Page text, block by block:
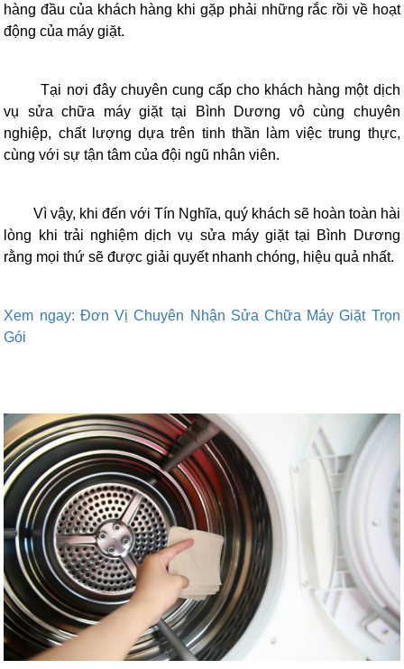
hàng đầu của khách hàng khi gặp phải những rắc rồi về hoạt
động của máy giặt.
Tại nơi đây chuyên cung cấp cho khách hàng một dịch
vụ sửa chữa máy giặt tại Bình Dương vô cùng chuyên
nghiệp, chất lượng dựa trên tinh thần làm việc trung thực,
cùng với sự tận tâm của đội ngũ nhân viên.
Vì vậy, khi đến với Tín Nghĩa, quý khách sẽ hoàn toàn hài
lòng khi trải nghiệm dịch vụ sửa máy giặt tại Bình Dương
rằng mọi thứ sẽ được giải quyết nhanh chóng, hiệu quả nhất.
Xem ngay: Đơn Vị Chuyên Nhận Sửa Chữa Máy Giặt Trọn
Gói